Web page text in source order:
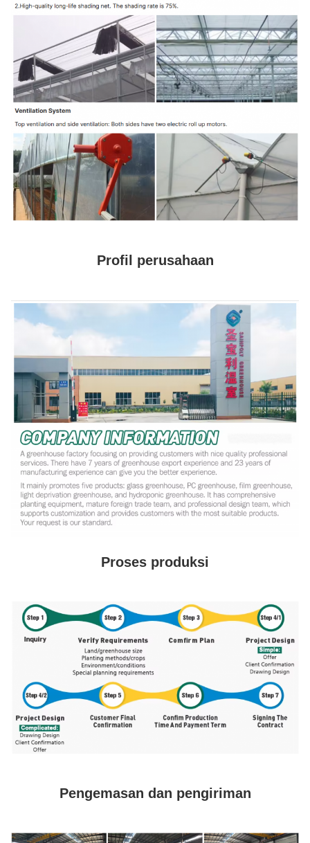
Profil perusahaan
Proses produksi
Pengemasan dan pengiriman